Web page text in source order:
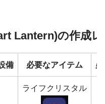
Lantern)の作成
備 必要なアイテム
ライフクリスタル